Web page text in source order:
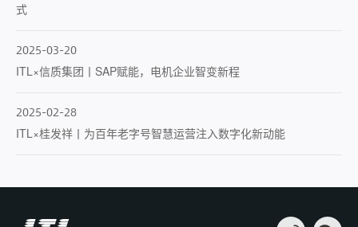
式
2025-03-20
ITL×信质集团丨SAP赋能，电机企业智变新程
2025-02-28
ITL×桂发祥丨为百年老字号智慧运营注入数字化新动能